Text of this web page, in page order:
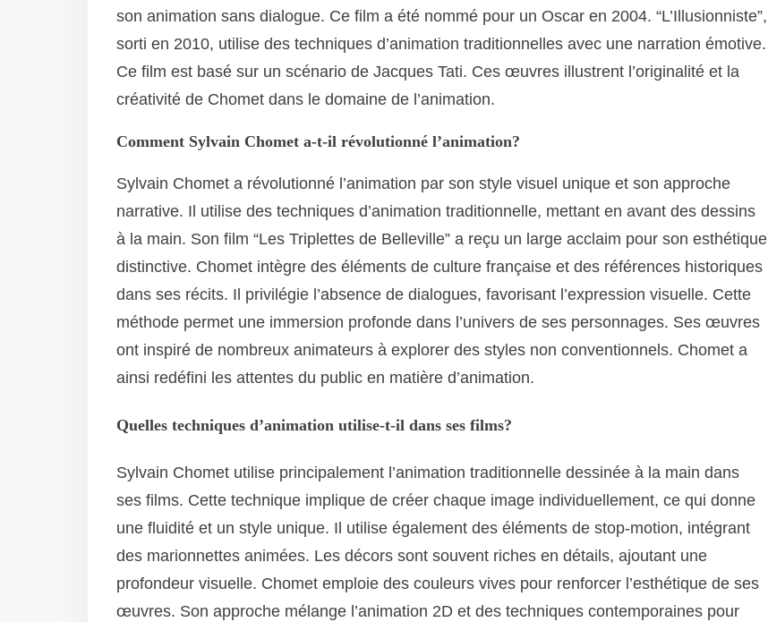
son animation sans dialogue. Ce film a été nommé pour un Oscar en 2004. “L’Illusionniste”,
sorti en 2010, utilise des techniques d’animation traditionnelles avec une narration émotive.
Ce film est basé sur un scénario de Jacques Tati. Ces œuvres illustrent l’originalité et la
créativité de Chomet dans le domaine de l’animation.
Comment Sylvain Chomet a-t-il révolutionné l’animation?
Sylvain Chomet a révolutionné l’animation par son style visuel unique et son approche
narrative. Il utilise des techniques d’animation traditionnelle, mettant en avant des dessins
à la main. Son film “Les Triplettes de Belleville” a reçu un large acclaim pour son esthétique
distinctive. Chomet intègre des éléments de culture française et des références historiques
dans ses récits. Il privilégie l’absence de dialogues, favorisant l’expression visuelle. Cette
méthode permet une immersion profonde dans l’univers de ses personnages. Ses œuvres
ont inspiré de nombreux animateurs à explorer des styles non conventionnels. Chomet a
ainsi redéfini les attentes du public en matière d’animation.
Quelles techniques d’animation utilise-t-il dans ses films?
Sylvain Chomet utilise principalement l’animation traditionnelle dessinée à la main dans
ses films. Cette technique implique de créer chaque image individuellement, ce qui donne
une fluidité et un style unique. Il utilise également des éléments de stop-motion, intégrant
des marionnettes animées. Les décors sont souvent riches en détails, ajoutant une
profondeur visuelle. Chomet emploie des couleurs vives pour renforcer l’esthétique de ses
œuvres. Son approche mélange l’animation 2D et des techniques contemporaines pour